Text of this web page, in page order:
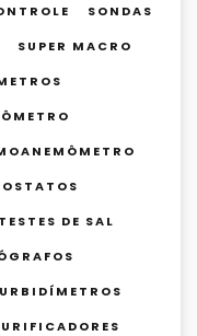
SONDAS
SUPER MACRO
TESTES DE SAL